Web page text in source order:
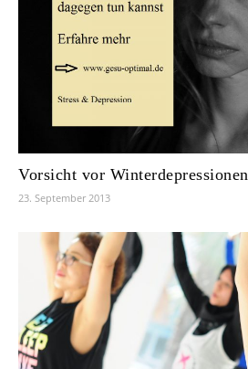
Vorsicht vor Winterdepressionen
23. September 2013